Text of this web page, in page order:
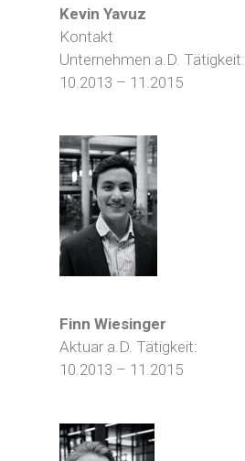
Kevin Yavuz
Kontakt
Unternehmen a.D. Tätigkeit:
10.2013 – 11.2015
Finn Wiesinger
Aktuar a.D. Tätigkeit:
10.2013 – 11.2015